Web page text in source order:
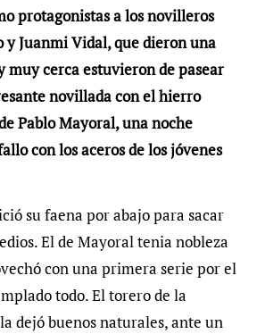
protagonistas a los novilleros
y Juanmi Vidal, que dieron una
muy cerca estuvieron de pasear
novillada con el hierro
Pablo Mayoral, una noche
con los aceros de los jóvenes
su faena por abajo para sacar
El de Mayoral tenia nobleza
con una primera serie por el
todo. El torero de la
dejó buenos naturales, ante un